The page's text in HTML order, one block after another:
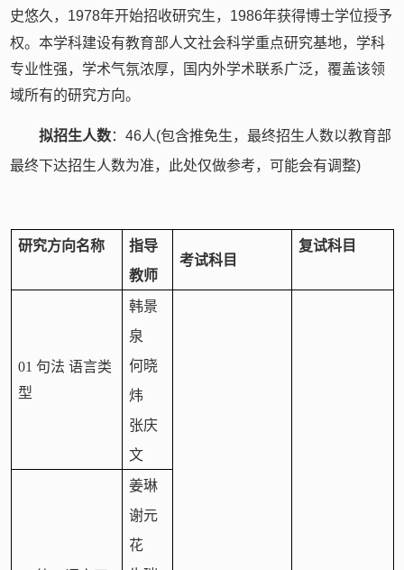
史悠久， 1978年开始招收研究生， 1986年获得博士学位授予
权。本学科建设有教育部人文社会科学重点研究基地，学科
专业性强，学术气氛浓厚，国内外学术联系广泛，覆盖该领
域所有的研究方向。
拟招生人数：46人(包含推免生，最终招生人数以教育部
最终下达招生人数为准，此处仅做参考，可能会有调整)
研究方向名称
指导
教师
考试科目
复试科目
01 句法 语言类
型
韩景
泉
何晓
炜
张庆
文
姜琳
谢元
花